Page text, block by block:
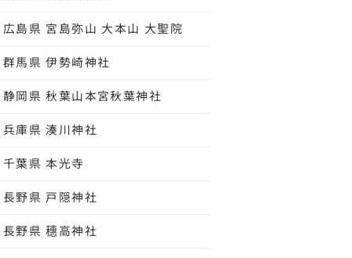
広島県 宮島弥山 大本山 大聖院
群馬県 伊勢崎神社
静岡県 秋葉山本宮秋葉神社
兵庫県 湊川神社
千葉県 本光寺
長野県 戸隠神社
長野県 穗高神社